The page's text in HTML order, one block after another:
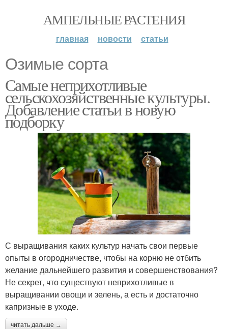
АМПЕЛЬНЫЕ РАСТЕНИЯ
главная новости статьи
Озимые сорта
Самые неприхотливые
сельскохозяйственные культуры.
Добавление статьи в новую
подборку
С выращивания каких культур начать свои первые
опыты в огородничестве, чтобы на корню не отбить
желание дальнейшего развития и совершенствования?
Не секрет, что существуют неприхотливые в
выращивании овощи и зелень, а есть и достаточно
капризные в уходе.
читать дальше →